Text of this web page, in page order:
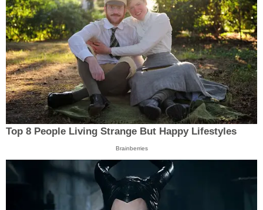
Top 8 People Living Strange But Happy Lifestyles
Brainberries